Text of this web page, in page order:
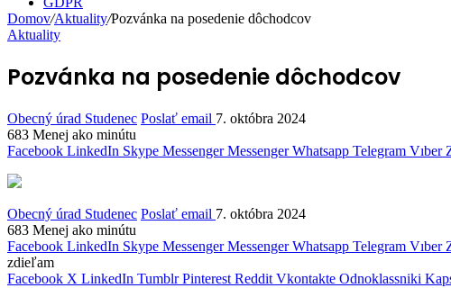
Domov/Aktuality/Pozvánka na posedenie dôchodcov
Aktuality
Pozvánka na posedenie dôchodcov
Obecný úrad Studenec Poslať email 7. októbra 2024
683 Menej ako minútu
Facebook LinkedIn Skype Messenger Messenger Whatsapp Telegram Vıber
Obecný úrad Studenec Poslať email 7. októbra 2024
683 Menej ako minútu
Facebook LinkedIn Skype Messenger Messenger Whatsapp Telegram Vıber
zdieľam
Facebook X LinkedIn Tumblr Pinterest Reddit Vkontakte Odnoklassniki